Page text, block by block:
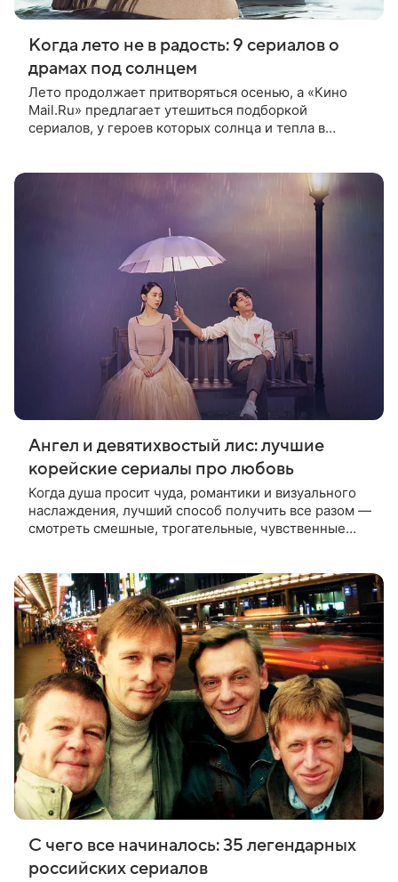
Когда лето не в радость: 9 сериалов о
драмах под солнцем
Лето продолжает притворяться осенью, а «Кино
Mail.Ru» предлагает утешиться подборкой
сериалов, у героев которых солнца и тепла в
Ангел и девятихвостый лис: лучшие
корейские сериалы про любовь
Когда душа просит чуда, романтики и визуального
наслаждения, лучший способ получить все разом —
смотреть смешные, трогательные, чувственные
С чего все начиналось: 35 легендарных
российских сериалов